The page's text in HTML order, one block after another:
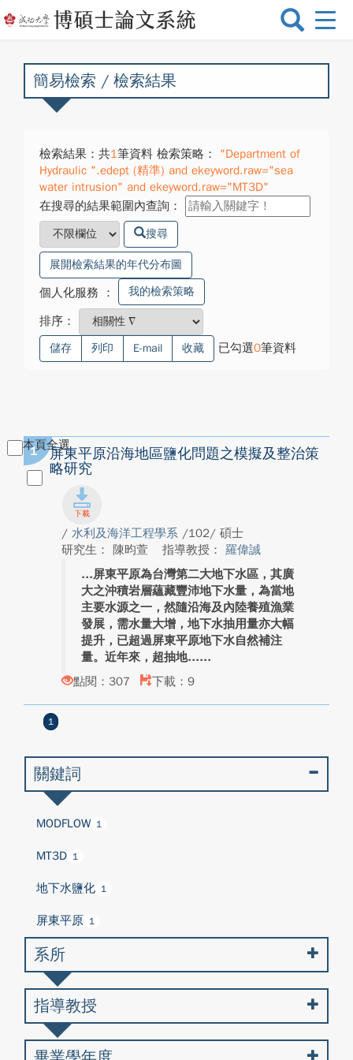
選
換
簡易檢索 / 檢索結果
檢索結果：共1筆資料 檢索策略：
"Department of
Hydraulic ".edept (精準) and ekeyword.raw="sea
water intrusion" and ekeyword.raw="MT3D"
在搜尋的結果範圍內查詢：
搜尋
展開檢索結果的年代分布圖
個人化服務 ： 我的檢索策略
排序：
儲存 列印 E-mail 收藏 已勾選0筆資料
本頁全選
1
屏東平原沿海地區鹽化問題之模擬及整治策
略研究
/ 水利及海洋工程學系 /102/ 碩士
研究生： 陳昀萱
指導教授： 羅偉誠
屏東平原為台灣第二大地下水區，其廣
大之沖積岩層蘊藏豐沛地下水量，為當地
主要水源之一，然隨沿海及內陸養殖漁業
發展，需水量大增，地下水抽用量亦大幅
提升，已超過屏東平原地下水自然補注
量。近年來，超抽地...
點閱：307
下載：9
1
關鍵詞
MODFLOW 1
MT3D 1
地下水鹽化 1
屏東平原 1
系所
指導教授